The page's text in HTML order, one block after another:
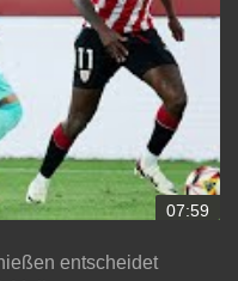
07:59
entscheidet